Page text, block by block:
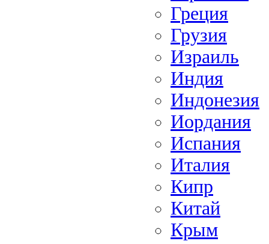
Греция
Грузия
Израиль
Индия
Индонезия
Иордания
Испания
Италия
Кипр
Китай
Крым